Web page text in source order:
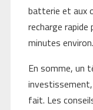
batterie et aux
recharge rapide
minutes
En somme, un
fait. Les